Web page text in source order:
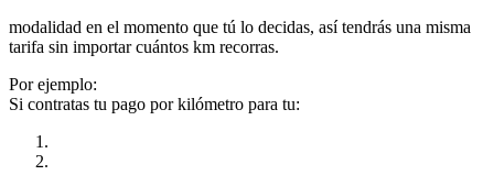
modalidad en el momento que tú lo decidas, así tendrás una misma
tarifa sin importar cuántos km recorras.
Por ejemplo:
Si contratas tu pago por kilómetro para tu: